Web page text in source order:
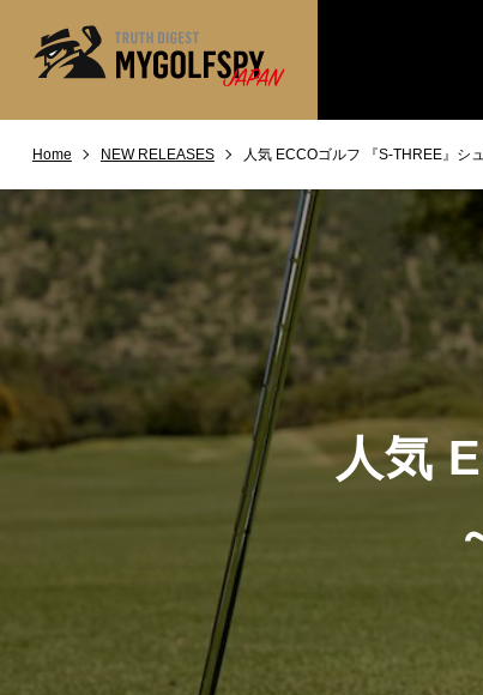
Home NEW RELEASES 人気 ECCOゴルフ 『S-THREE』シ
人気
MOST WANTED
NEW RELEASES 新製品情報
HOW TO ゴルフ上達・実践テクニック
LAB テスト・データ検証
Golf News ゴルフニュース
REVIEWS
フェアウェイウッド
ハイブリッド
ウェッジ
※